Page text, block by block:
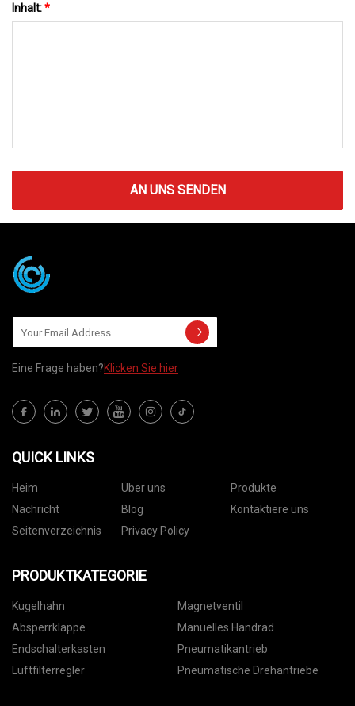
Inhalt:*
AN UNS SENDEN
Eine Frage haben?Klicken Sie hier
QUICK LINKS
Heim Über uns
Produkte
Nachricht
Blog
Kontaktiere uns
Seitenverzeichnis
Privacy Policy
PRODUKTKATEGORIE
Kugelhahn
Magnetventil
Absperrklappe
Manuelles Handrad
Endschalterkasten
Pneumatikantrieb
Luftfilterregler
Pneumatische Drehantriebe